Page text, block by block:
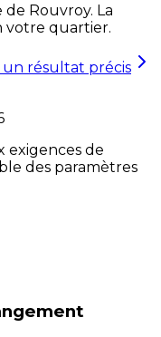
de Rouvroy. La
votre quartier.
résultat précis
exigences de
des paramètres